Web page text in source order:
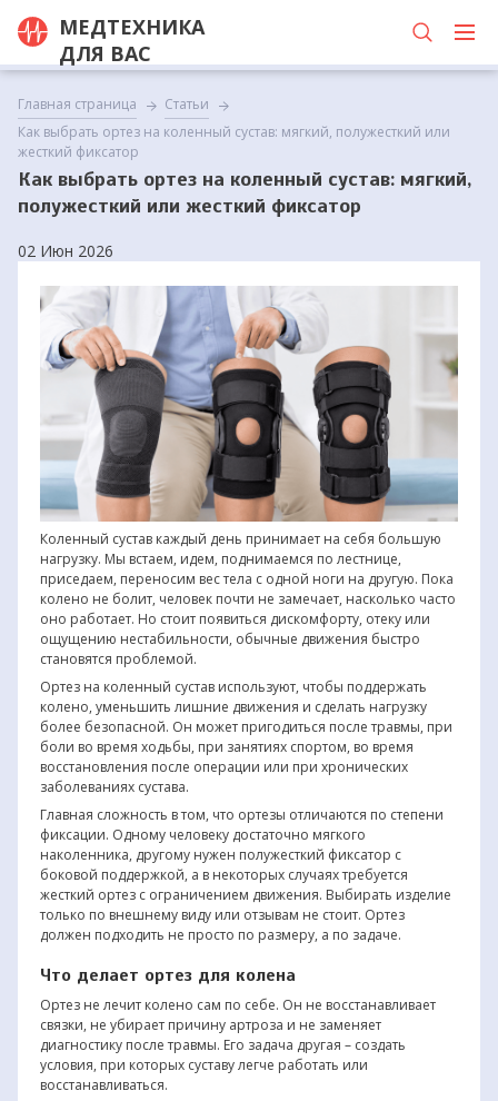
МЕДТЕХНИКА
ДЛЯ ВАС
Главная страница
Статьи
Как выбрать ортез на коленный сустав: мягкий, полужесткий или
жесткий фиксатор
Как выбрать ортез на коленный сустав: мягкий,
полужесткий или жесткий фиксатор
02 Июн 2026
Коленный сустав каждый день принимает на себя большую
нагрузку. Мы встаем, идем, поднимаемся по лестнице,
приседаем, переносим вес тела с одной ноги на другую. Пока
колено не болит, человек почти не замечает, насколько часто
оно работает. Но стоит появиться дискомфорту, отеку или
ощущению нестабильности, обычные движения быстро
становятся проблемой.
Ортез на коленный сустав используют, чтобы поддержать
колено, уменьшить лишние движения и сделать нагрузку
более безопасной. Он может пригодиться после травмы, при
боли во время ходьбы, при занятиях спортом, во время
восстановления после операции или при хронических
заболеваниях сустава.
Главная сложность в том, что ортезы отличаются по степени
фиксации. Одному человеку достаточно мягкого
наколенника, другому нужен полужесткий фиксатор с
боковой поддержкой, а в некоторых случаях требуется
жесткий ортез с ограничением движения. Выбирать изделие
только по внешнему виду или отзывам не стоит. Ортез
должен подходить не просто по размеру, а по задаче.
Что делает ортез для колена
Ортез не лечит колено сам по себе. Он не восстанавливает
связки, не убирает причину артроза и не заменяет
диагностику после травмы. Его задача другая – создать
условия, при которых суставу легче работать или
восстанавливаться.